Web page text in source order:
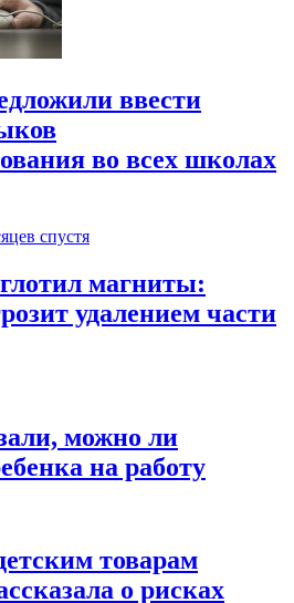
ввести
во всех школах
спустя
магниты:
удалением части
можно ли
на работу
товарам
о рисках